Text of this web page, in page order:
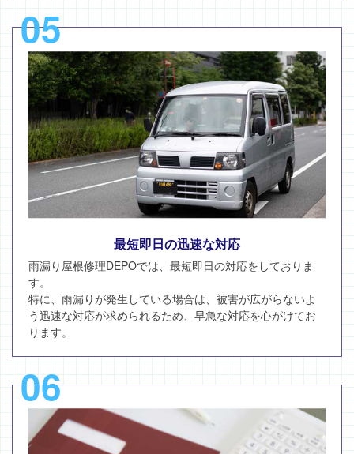
05
最短即日の迅速な対応
雨漏り屋根修理DEPOでは、最短即日の対応をしておりま
す。
特に、雨漏りが発生している場合は、被害が広がらないよ
う迅速な対応が求められるため、早急な対応を心がけてお
ります。
06